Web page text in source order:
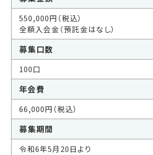
550,000円（税込）
全額入会金（預託金はなし）
募集口数
100口
年会費
66,000円（税込）
募集期間
令和6年5月20日より